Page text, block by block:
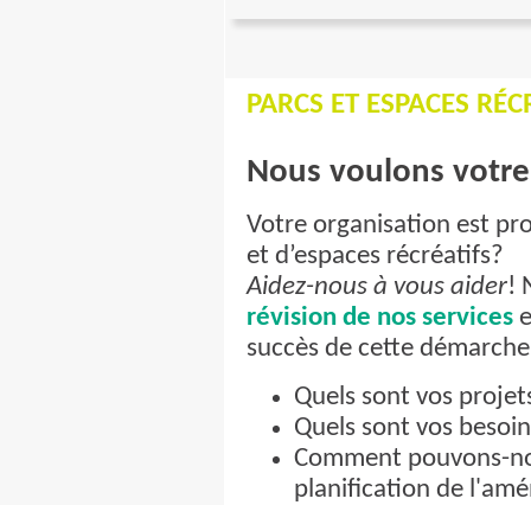
PARCS ET ESPACES
Nous voulons
Votre organisation est
et d’espaces récréatifs?
Aidez-nous à vous aider!
révision de nos services
succès de cette
Quels sont vos
Quels sont vos
Comment pouvons-
planification de